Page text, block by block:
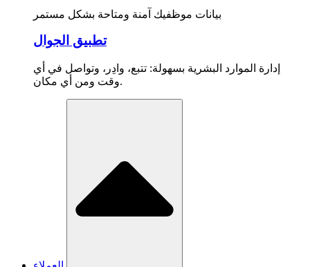
بيانات موظفيك آمنة ومتاحة بشكل مستمر
تطبيق الجوال
إدارة الموارد البشرية بسهولة: تتبع، وادِر، وتواصل في أي
وقت ومن أي مكان.